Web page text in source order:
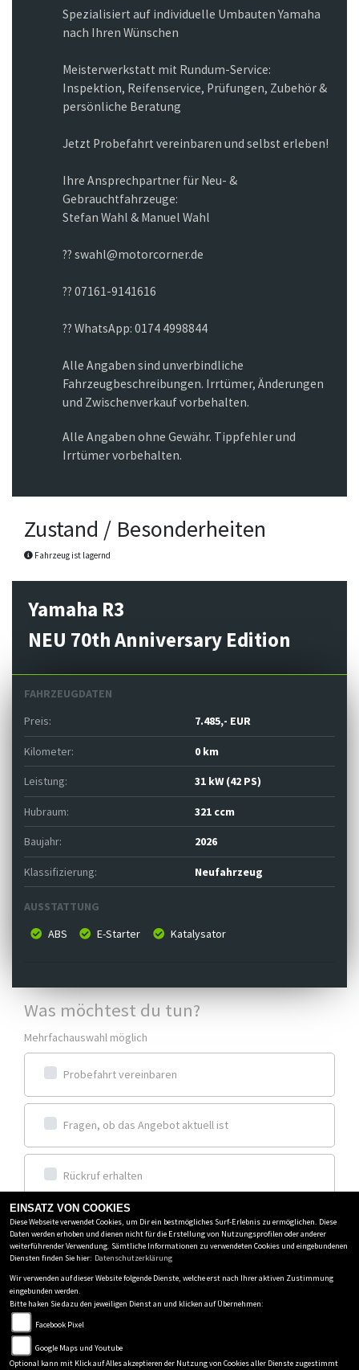
Spezialisiert auf individuelle Umbauten Yamaha
nach Ihren Wünschen
Meisterwerkstatt mit Rundum-Service:
Inspektion, Reifenservice, Prüfungen, Zubehör &
persönliche Beratung
Jetzt Probefahrt vereinbaren und selbst erleben!
Ihre Ansprechpartner für Neu- &
Gebrauchtfahrzeuge:
Stefan Wahl & Manuel Wahl
?? swahl@motorcorner.de
?? 07161-9141616
?? WhatsApp: 0174 4998844
Alle Angaben sind unverbindliche
Fahrzeugbeschreibungen. Irrtümer, Änderungen
und Zwischenverkauf vorbehalten.
Alle Angaben ohne Gewähr. Tippfehler und
Irrtümer vorbehalten.
Zustand / Besonderheiten
Fahrzeug ist lagernd
Yamaha R3
NEU 70th Anniversary Edition
FAHRZEUGDATEN
Preis:
7.485,- EUR
Kilometer: 0 km
Leistung: 31 kW (42 PS)
Hubraum: 321 ccm
Baujahr: 2026
Klassifizierung: Neufahrzeug
AUSSTATTUNG
ABS
E-Starter Katalysator
Was möchtest du tun?
Mehrfachauswahl möglich
Probefahrt vereinbaren
Fragen, ob das Angebot aktuell ist
Rückruf erhalten
Frage zum Inserat stellen
Weiter
MOTORCORNER GMBH
Daimlerstrasse 1-73117 Wangen/Göppingen-0049 7161
EINSATZ VON COOKIES
Diese Webseite verwendet Cookies, um Dir ein bestmögliches Surf-Erlebnis zu ermöglichen. Diese
Daten werden erhoben und dienen nicht für die Erstellung von Nutzungsprofilen oder anderer
weiterführender Verwendung. Sämtliche Informationen zu verwendeten Cookies und eingebundenen
Diensten finden Sie hier: Datenschutzerklärung
Wir verwenden auf dieser Website folgende Dienste, welche erst nach Ihrer aktiven Zustimmung
eingebunden werden.
Bitte haken Sie dazu den jeweiligen Dienst an und klicken auf Übernehmen:
Facebook Pixel
Google Maps und Youtube
Optional kann mit Klick auf Alles akzeptieren der Nutzung von Cookies aller Dienste zugestimmt